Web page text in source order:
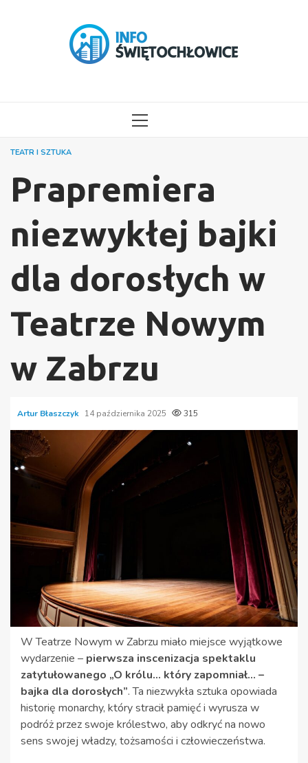
MENU
TEATR I SZTUKA
Prapremiera
niezwykłej bajki
dla dorosłych w
Teatrze Nowym
w Zabrzu
Artur Błaszczyk 14 października 2025 315
W Teatrze Nowym w Zabrzu miało miejsce wyjątkowe
wydarzenie – pierwsza inscenizacja spektaklu
zatytułowanego „O królu… który zapomniał… –
bajka dla dorosłych”. Ta niezwykła sztuka opowiada
historię monarchy, który stracił pamięć i wyrusza w
podróż przez swoje królestwo, aby odkryć na nowo
sens swojej władzy, tożsamości i człowieczeństwa.